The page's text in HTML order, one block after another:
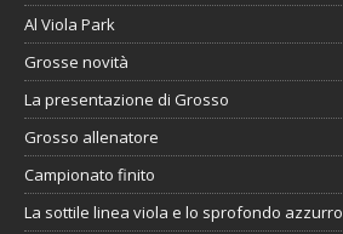
Al Viola Park
Grosse novità
La presentazione di Grosso
Grosso allenatore
Campionato finito
La sottile linea viola e lo sprofondo azzurro